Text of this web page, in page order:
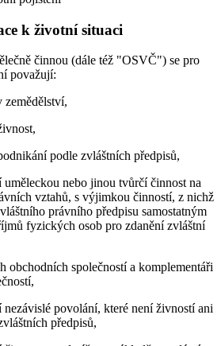
k životní situaci
činnou (dále též "OSVČ") se pro
považují:
podle zvláštních předpisů,
nebo jinou tvůrčí činnost na
vztahů, s výjimkou činností, z nichž
právního předpisu samostatným
fyzických osob pro zdanění zvláštní
obchodních společností a komplementáři
povolání, které není živností ani
předpisů,